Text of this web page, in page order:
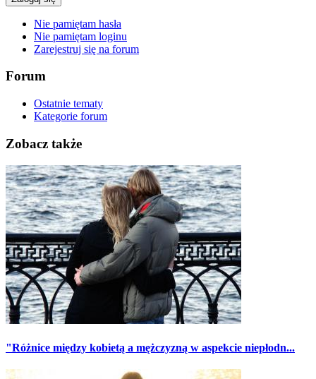
Nie pamiętam hasła
Nie pamiętam loginu
Zarejestruj się na forum
Forum
Ostatnie tematy
Kategorie forum
Zobacz także
"Różnice między kobietą a mężczyzną w aspekcie niepłodn...